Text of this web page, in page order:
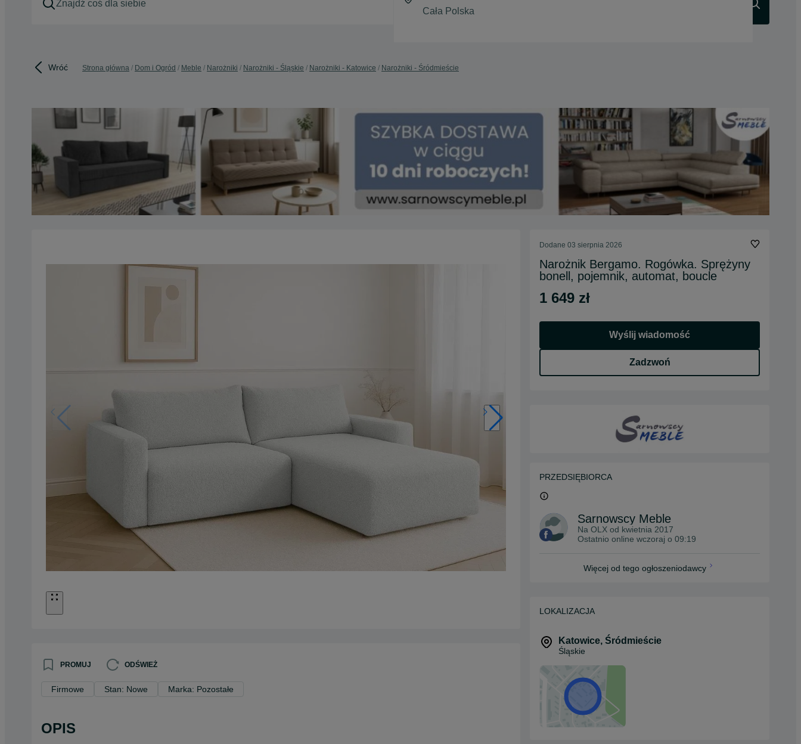
Wróć Strona główna Dom i Ogród Meble Narożniki Narożniki - Śląskie Narożniki - Katowice Narożniki - Śródmieście
PROMUJ ODŚWIEŻ
Firmowe Stan: Nowe Marka: Pozostałe
OPIS
Dodane 03 sierpnia 2026
Narożnik Bergamo. Rogówka. Sprężyny
bonell, pojemnik, automat, boucle
1 649 zł
Wyślij wiadomość
Zadzwoń
PRZEDSIĘBIORCA
Sarnowscy Meble
Na OLX od kwietnia 2017
Ostatnio online wczoraj o 09:19
Więcej od tego ogłoszeniodawcy
LOKALIZACJA
Katowice, Śródmieście
Śląskie